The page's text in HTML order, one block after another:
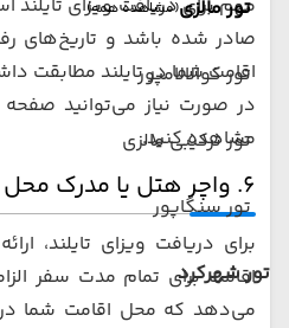
تور مالزی(مشاهده همه)
تور کوالالامپور
تور ترکیبی مالزی
تور سنگاپور
تور شهرکرد
مهم برای دریافت ویزای
صادر شده باشد و تاریخ‌های
اقامت شما در تایلند مطابقت
در صورت نیاز می‌توانید صفحه
مشاهده کنید.
۶. واچر هتل یا مدرک محل اقامت
برای دریافت ویزای تایلند،
اقامت برای تمام مدت سفر
می‌دهد که محل اقامت